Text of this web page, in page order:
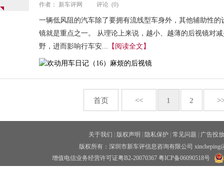
作者： 新车评网 评论 (0)
一辆低风阻的汽车除了要拥有流线型车身外，其他辅助性
镜就是重点之一。 从理论上来说，越小、越薄的后视镜对
野，进而影响行车安... 【阅读全文】
首页 << 1 2
关于我们 版权声明 隐私保护 常见问题
广告投放
版权所有：深圳市新车评信息咨询有限公司
增值电信业务经营许可证粤B2-20070367 粤ICP备06090518号